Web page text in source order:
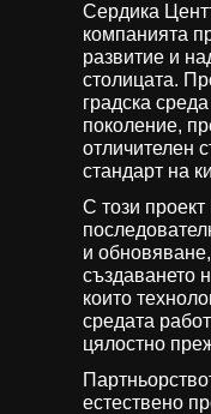
Сердика
компанията
развитие и
столицата.
градска
поколение,
отличителен
стандарт на
С този
и
създаването
които
средата
цялостно
естествено